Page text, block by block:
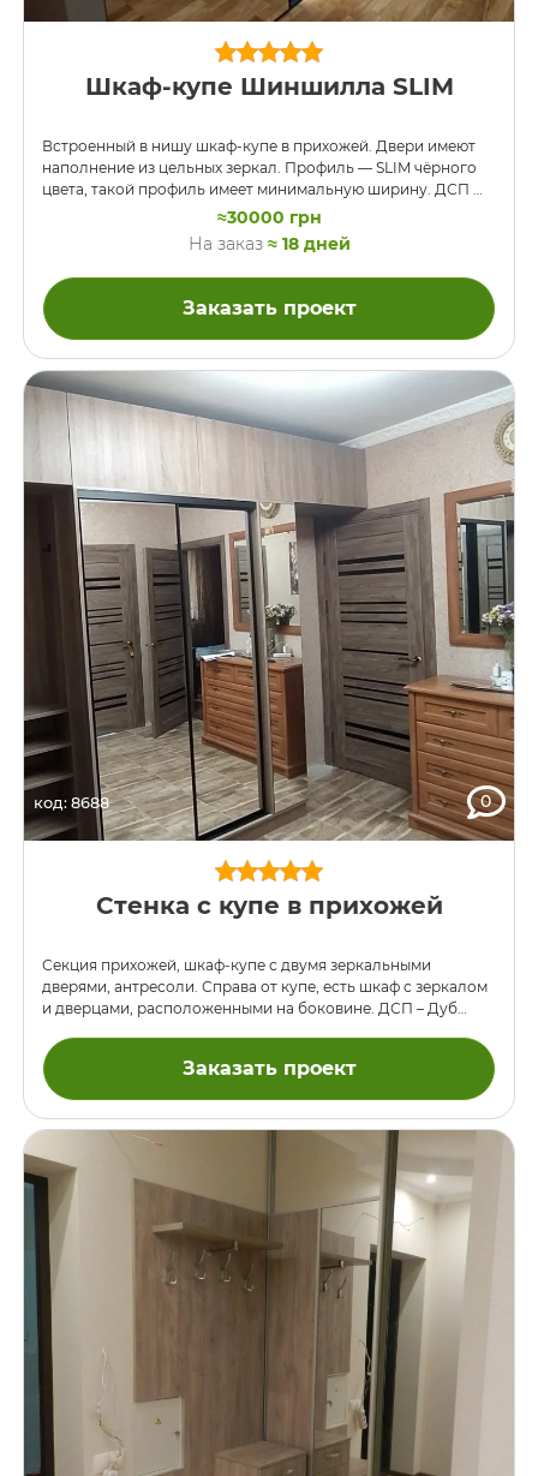
Шкаф-купе Шиншилла SLIM
Встроенный в нишу шкаф-купе в прихожей. Двери имеют
наполнение из цельных зеркал. Профиль — SLIM чёрного
цвета, такой профиль имеет минимальную ширину. ДСП —
цвет «Шиншилла серая». При открывании дверей шкафа
внутри включается светодиодное освещение, отдельно
для правой и левой секций. Для подсветки используется
специальный вертикальный алюминиевый профиль с
диффузорами на две стороны, установленный на
центральную стойку внутри шкафа и электронные датчики
открывания дверей. Также в шкафу есть выдвижные полки
для обуви. В комплекте со шкафом мы установили
оригинальную прихожку, …
≈30000 грн
На заказ ≈ 18 дней
Заказать проект
код: 8688 0
Стенка с купе в прихожей
Секция прихожей, шкаф-купе с двумя зеркальными
дверями, антресоли. Справа от купе, есть шкаф с зеркалом
и дверцами, расположенными на боковине. ДСП – Дуб
черные крючки в секции прихожей.
Заказать проект